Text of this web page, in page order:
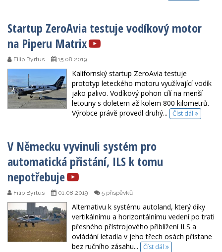
Startup ZeroAvia testuje vodíkový motor
na Piperu Matrix
Filip Byrtus 15.08.2019
Kalifornský startup ZeroAvia testuje
prototyp leteckého motoru využívající vodík
jako palivo. Vodíkový pohon cílí na menší
letouny s doletem až kolem 800 kilometrů.
Výrobce právě provedl druhý...
Číst dál
V Německu vyvinuli systém pro
automatická přistání, ILS k tomu
nepotřebuje
Filip Byrtus 01.08.2019 5 příspěvků
Alternativu k systému autoland, který díky
vertikálnímu a horizontálnímu vedení po trati
přesného přístrojového přiblížení ILS a
ovládání letadla v jeho třech osách přistane
bez ručního zásahu...
Číst dál